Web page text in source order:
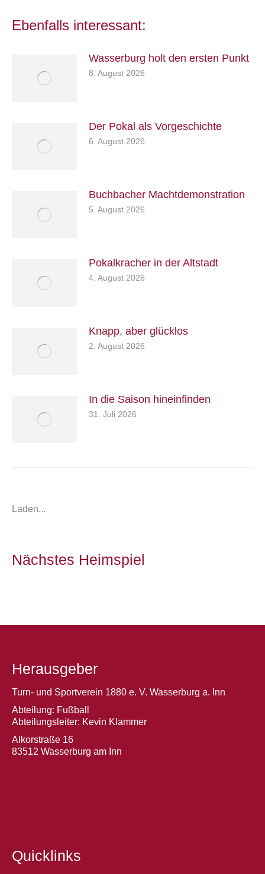
Ebenfalls interessant:
Wasserburg holt den ersten Punkt
8. August 2026
Der Pokal als Vorgeschichte
6. August 2026
Buchbacher Machtdemonstration
5. August 2026
Pokalkracher in der Altstadt
4. August 2026
Knapp, aber glücklos
2. August 2026
In die Saison hineinfinden
31. Juli 2026
Laden...
Nächstes Heimspiel
Herausgeber
Turn- und Sportverein 1880 e. V. Wasserburg a. Inn
Abteilung: Fußball
Abteilungsleiter: Kevin Klammer
Alkorstraße 16
83512 Wasserburg am Inn
Quicklinks